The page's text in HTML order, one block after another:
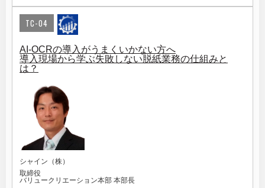
TC-04
AI-OCRの導入がうまくいかない方へ
導入現場から学ぶ失敗しない脱紙業務の仕組みと
は？
シャイン（株）
取締役
バリュークリエーション本部 本部長